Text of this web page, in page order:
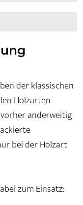
der klassischen
Holzarten
anderweitig
bei der Holzart
zum Einsatz: